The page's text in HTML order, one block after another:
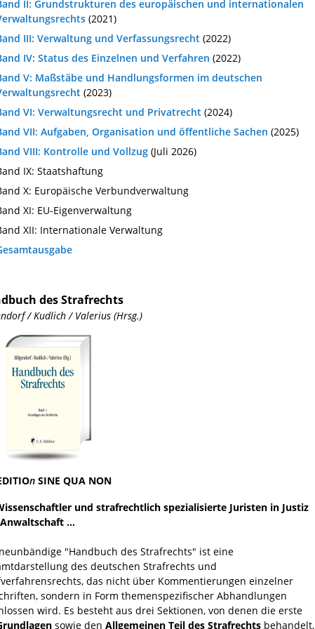
II: Grundstrukturen des europäischen und internationalen
(2021)
III: Verwaltung und Verfassungsrecht (2022)
IV: Status des Einzelnen und Verfahren (2022)
V: Maßstäbe und Handlungsformen im deutschen
(2023)
VI: Verwaltungsrecht und Privatrecht (2024)
VII: Aufgaben, Organisation und öffentliche Sachen (2025)
VIII: Kontrolle und Vollzug (Juli 2026)
IX: Staatshaftung
X: Europäische Verbundverwaltung
XI: EU-Eigenverwaltung
XII: Internationale Verwaltung
des Strafrechts
/ Kudlich / Valerius (Hrsg.)
n SINE QUA NON
und strafrechtlich spezialisierte Juristen in Justiz
...
"Handbuch des Strafrechts" ist eine
des deutschen Strafrechts und
das nicht über Kommentierungen einzelner
sondern in Form themenspezifischer Abhandlungen
wird. Es besteht aus drei Sektionen, von denen die erste
sowie den Allgemeinen Teil des Strafrechts behandelt,